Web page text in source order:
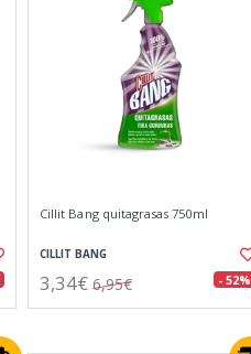
Cillit Bang quitagrasas 750ml
CILLIT BANG
3,34€ 6,95€ - 52%